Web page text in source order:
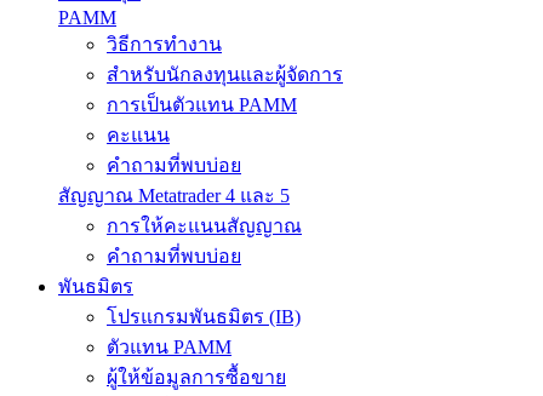
PAMM
วิธีการทำงาน
สำหรับนักลงทุนและผู้จัดการ
การเป็นตัวแทน PAMM
คะแนน
คำถามที่พบบ่อย
สัญญาณ Metatrader 4 และ 5
การให้คะแนนสัญญาณ
คำถามที่พบบ่อย
พันธมิตร
โปรแกรมพันธมิตร (IB)
ตัวแทน PAMM
ผู้ให้ข้อมูลการซื้อขาย